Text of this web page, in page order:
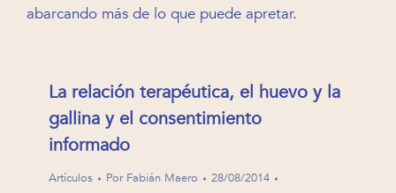
abarcando más de lo que puede apretar.
La relación terapéutica, el huevo y la
gallina y el consentimiento
informado
Artículos Por Fabián Maero
28/08/2014